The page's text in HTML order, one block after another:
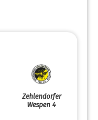
Zehlendorfer
Wespen 4